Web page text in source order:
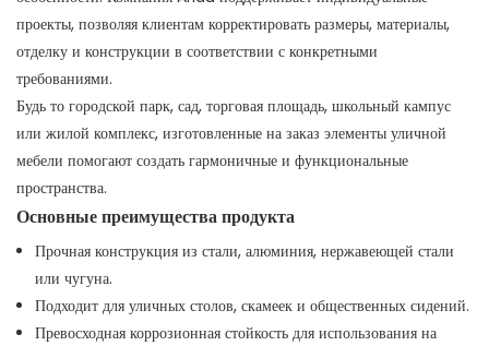
проекты, позволяя клиентам корректировать размеры, материалы,
отделку и конструкции в соответствии с конкретными
требованиями.
Будь то городской парк, сад, торговая площадь, школьный кампус
или жилой комплекс, изготовленные на заказ элементы уличной
мебели помогают создать гармоничные и функциональные
пространства.
Основные преимущества продукта
Прочная конструкция из стали, алюминия, нержавеющей стали
или чугуна.
Подходит для уличных столов, скамеек и общественных сидений.
Превосходная коррозионная стойкость для использования на